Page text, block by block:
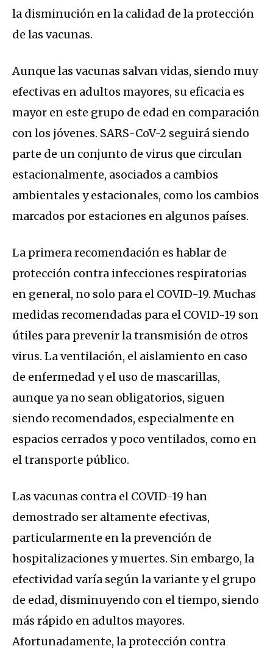
la disminución en la calidad de la protección
de las vacunas.
Aunque las vacunas salvan vidas, siendo muy
efectivas en adultos mayores, su eficacia es
mayor en este grupo de edad en comparación
con los jóvenes. SARS-CoV-2 seguirá siendo
parte de un conjunto de virus que circulan
estacionalmente, asociados a cambios
ambientales y estacionales, como los cambios
marcados por estaciones en algunos países.
La primera recomendación es hablar de
protección contra infecciones respiratorias
en general, no solo para el COVID-19. Muchas
medidas recomendadas para el COVID-19 son
útiles para prevenir la transmisión de otros
virus. La ventilación, el aislamiento en caso
de enfermedad y el uso de mascarillas,
aunque ya no sean obligatorios, siguen
siendo recomendados, especialmente en
espacios cerrados y poco ventilados, como en
el transporte público.
Las vacunas contra el COVID-19 han
demostrado ser altamente efectivas,
particularmente en la prevención de
hospitalizaciones y muertes. Sin embargo, la
efectividad varía según la variante y el grupo
de edad, disminuyendo con el tiempo, siendo
más rápido en adultos mayores.
Afortunadamente, la protección contra